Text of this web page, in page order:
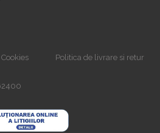
Politica de livrare si retur